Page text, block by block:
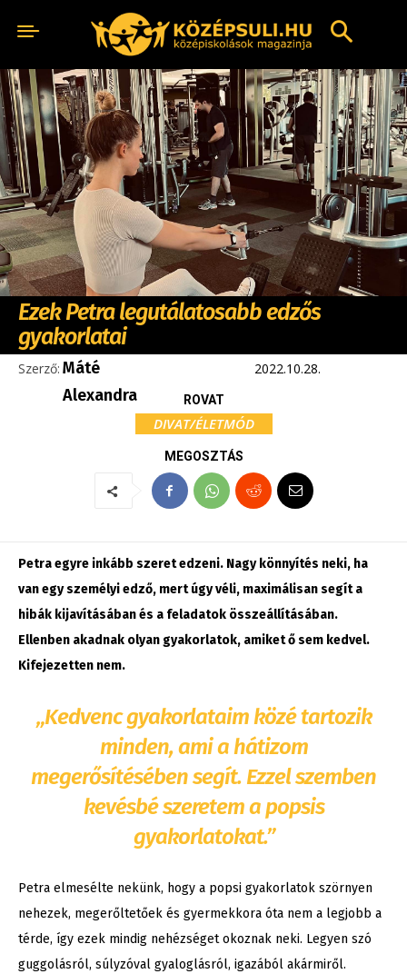
Ezek Petra legutálatosabb edzős
gyakorlatai
Szerző: Máté
Alexandra
2022.10.28.
ROVAT
DIVAT/ÉLETMÓD
MEGOSZTÁS
Petra egyre inkább szeret edzeni. Nagy könnyítés neki, ha
van egy személyi edző, mert úgy véli, maximálisan segít a
hibák kijavításában és a feladatok összeállításában.
Ellenben akadnak olyan gyakorlatok, amiket ő sem kedvel.
Kifejezetten nem.
„Kedvenc gyakorlataim közé tartozik
minden, ami a hátizom
megerősítésében segít. Ezzel szemben
kevésbé szeretem a popsis
gyakorlatokat.”
Petra elmesélte nekünk, hogy a popsi gyakorlatok szörnyen
nehezek, megerőltetőek és gyermekkora óta nem a legjobb a
térde, így ezek mindig nehézséget okoznak neki. Legyen szó
guggolásról, súlyzóval gyaloglásról, igazából akármiről.